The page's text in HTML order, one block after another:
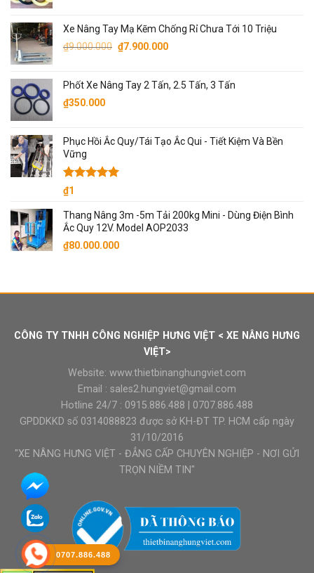
Xe Nâng Tay Mạ Kẽm Chống Rỉ Chưa Tới 10 Triệu
₫9.000.000 Giá
₫9.000.000.
₫7.900.000Giá
là:
Phốt Xe Nâng Tay 2 Tấn, 2.5 Tấn, 3 Tấn
₫350.000
Phục Hồi Ắc Quy/Tái Tạo Ắc Qui - Tiết Kiệm Và Bền
Vững
Được xếp
hạng
5 sao
₫1
Thang Nâng 3m -5m Tải 200kg Mini - Dùng Điện Bình
Ắc Quy 12V. Model AOP2033
₫80.000.000
CÔNG TY TNHH CÔNG NGHIỆP HƯNG VIỆT < XE NÂNG HƯNG
VIỆT>
Website: www.thietbinanghungviet.com
Email : sales2.hungviet@gmail.com
Hotline 24/7 : 0915.886.488
0707.886.488
GPDDKKD số 0314088823 được sở KH-ĐT TP. HCM cấp ngày
31/10/2016
"XE NÂNG HƯNG VIỆT - ĐẲNG CẤP CHUYÊN NGHIỆP - NƠI GỬI
TRỌN NIỀM TIN"
0707.886.488